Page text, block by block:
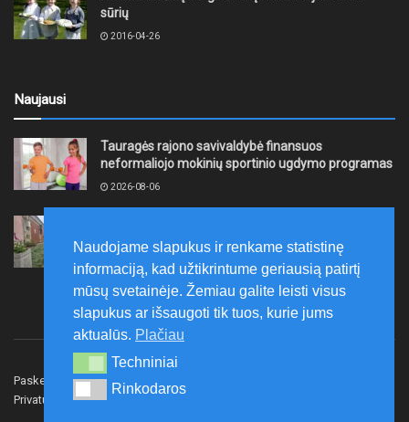
sūrių
2016-04-26
Naujausi
Tauragės rajono savivaldybė finansuos
neformaliojo mokinių sportinio ugdymo programas
2026-08-06
kupina savaitė
2026-08-05
Paskelbk naujieną Rašyti redakcijai
Privatumo politika
Naudojame slapukus ir renkame statistinę
informaciją, kad užtikrintume geriausią patirtį
mūsų svetainėje. Žemiau galite leisti visus
slapukus ar išsaugoti tik tuos, kurie jums
aktualūs. Plačiau
Techniniai
Techniniai
Rinkodaros
Rinkodaros